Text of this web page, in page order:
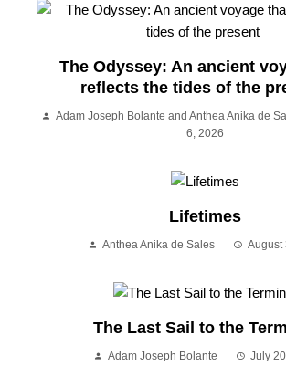
The Odyssey: An ancient
reflects the tides of the
Adam Joseph Bolante and Anthea Anika de
6, 2026
Lifetimes
Anthea Anika de Sales August
The Last Sail to the
Adam Joseph Bolante July